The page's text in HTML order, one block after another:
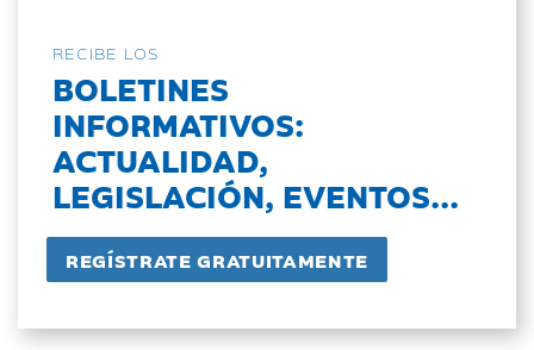
RECIBE LOS
BOLETINES
INFORMATIVOS:
ACTUALIDAD,
LEGISLACIÓN, EVENTOS...